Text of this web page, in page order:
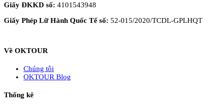
Giấy ĐKKD số: 4101543948
Giấy Phép Lữ Hành Quốc Tế số: 52-015/2020/TCDL-GPLHQT
Về OKTOUR
Chúng tôi
OKTOUR Blog
Thống kê